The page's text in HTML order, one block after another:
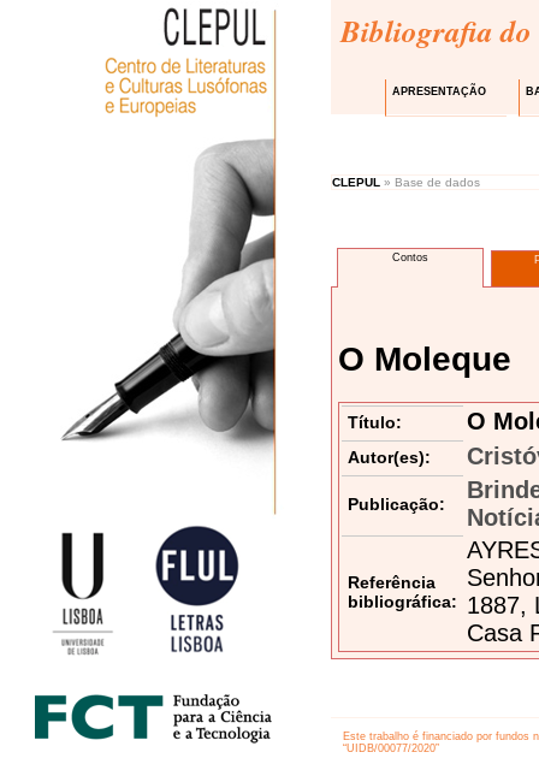
Bibliografia do
APRESENTAÇÃO
CLEPUL » Base de dados
Contos
O Moleque
Título: O
Autor(es):
Publicação:
Referência
bibliográfica:
1887,
Casa
Este trabalho é financiado por fundos
“UIDB/00077/2020”